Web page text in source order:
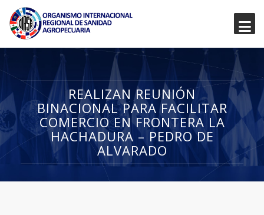
REALIZAN REUNIÓN
BINACIONAL PARA FACILITAR
COMERCIO EN FRONTERA LA
HACHADURA – PEDRO DE
ALVARADO